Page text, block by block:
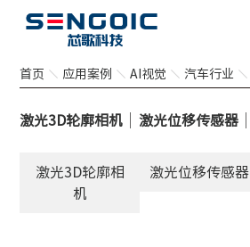
首页 应用案例 AI视觉 汽车行业
激光3D轮廓相机 激光位移传感器
激光3D轮廓相
机
激光位移传感器